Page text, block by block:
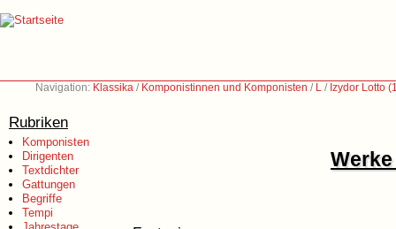
Navigation: Klassika / Komponistinnen und Komponisten / L / Izydor Lotto
Rubriken
Komponisten
Dirigenten
Textdichter
Gattungen
Begriffe
Tempi